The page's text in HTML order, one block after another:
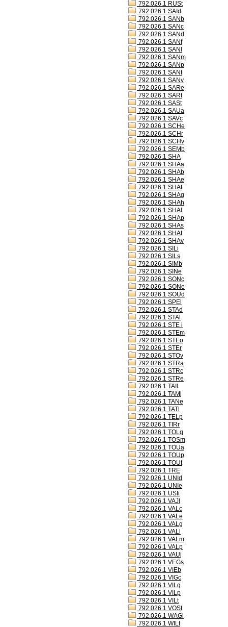
792.026.1 RUSt
792.026.1 SAId
792.026.1 SANb
792.026.1 SANc
792.026.1 SANd
792.026.1 SANf
792.026.1 SANl
792.026.1 SANm
792.026.1 SANp
792.026.1 SANt
792.026.1 SANv
792.026.1 SARe
792.026.1 SARt
792.026.1 SASt
792.026.1 SAUa
792.026.1 SAVc
792.026.1 SCHe
792.026.1 SCHr
792.026.1 SCHv
792.026.1 SEMb
792.026.1 SHA
792.026.1 SHAa
792.026.1 SHAb
792.026.1 SHAe
792.026.1 SHAf
792.026.1 SHAg
792.026.1 SHAh
792.026.1 SHAl
792.026.1 SHAp
792.026.1 SHAs
792.026.1 SHAt
792.026.1 SHAv
792.026.1 SILi
792.026.1 SILs
792.026.1 SIMb
792.026.1 SINe
792.026.1 SONc
792.026.1 SONe
792.026.1 SOUd
792.026.1 SPEl
792.026.1 STAd
792.026.1 STAl
792.026.1 STE i
792.026.1 STEm
792.026.1 STEo
792.026.1 STEr
792.026.1 STOv
792.026.1 STRa
792.026.1 STRc
792.026.1 STRe
792.026.1 TAIl
792.026.1 TAMj
792.026.1 TANe
792.026.1 TATl
792.026.1 TELp
792.026.1 TIRr
792.026.1 TOLq
792.026.1 TOSm
792.026.1 TOUa
792.026.1 TOUp
792.026.1 TOUt
792.026.1 TRE
792.026.1 UNId
792.026.1 UNIe
792.026.1 USIi
792.026.1 VAJl
792.026.1 VALc
792.026.1 VALe
792.026.1 VALg
792.026.1 VALl
792.026.1 VALm
792.026.1 VALp
792.026.1 VAUj
792.026.1 VEGs
792.026.1 VIEb
792.026.1 VIGc
792.026.1 VILg
792.026.1 VILp
792.026.1 VILt
792.026.1 VOSt
792.026.1 WAGl
792.026.1 WILt